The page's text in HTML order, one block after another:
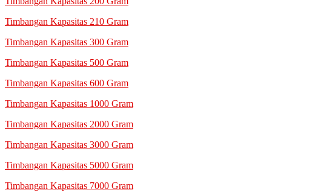
Timbangan Kapasitas 210 Gram
Timbangan Kapasitas 300 Gram
Timbangan Kapasitas 500 Gram
Timbangan Kapasitas 600 Gram
Timbangan Kapasitas 1000 Gram
Timbangan Kapasitas 2000 Gram
Timbangan Kapasitas 3000 Gram
Timbangan Kapasitas 5000 Gram
Timbangan Kapasitas 7000 Gram